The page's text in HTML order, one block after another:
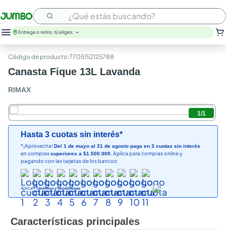
¿Qué estás buscando?
huevos
arroz
papel higienico
queso
nutribela
pollo
cafe
Entrega o retiro, tú eliges.
:7705152125788
Canasta Fique 13L Lavanda
RIMAX
1/1
Hasta 3 cuotas sin interés*
*¡Aprovecha! Del 1 de mayo al 31 de agosto paga en 3 cuotas sin interés
en comprassuperiores a $1.500.000. Aplica para compras online y
pagando con las tarjetas de los bancos:
AplicanTérminos y condiciones
Características principales